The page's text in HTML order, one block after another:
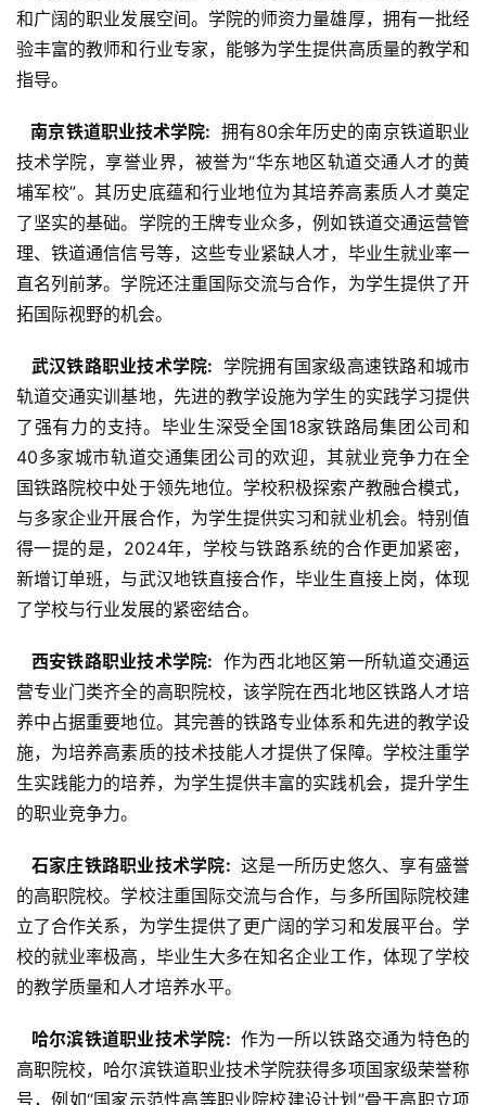
和广阔的职业发展空间。学院的师资力量雄厚，拥有一批经
验丰富的教师和行业专家，能够为学生提供高质量的教学和
指导。
  南京铁道职业技术学院:
拥有80余年历史的南京铁道职业
技术学院，享誉业界，被誉为“华东地区轨道交通人才的黄
埔军校”。其历史底蕴和行业地位为其培养高素质人才奠定
了坚实的基础。学院的王牌专业众多，例如铁道交通运营管
理、铁道通信信号等，这些专业紧缺人才，毕业生就业率一
直名列前茅。学院还注重国际交流与合作，为学生提供了开
拓国际视野的机会。
  武汉铁路职业技术学院:
学院拥有国家级高速铁路和城市
轨道交通实训基地，先进的教学设施为学生的实践学习提供
了强有力的支持。毕业生深受全国18家铁路局集团公司和
40多家城市轨道交通集团公司的欢迎，其就业竞争力在全
国铁路院校中处于领先地位。学校积极探索产教融合模式，
与多家企业开展合作，为学生提供实习和就业机会。特别值
得一提的是，2024年，学校与铁路系统的合作更加紧密，
新增订单班，与武汉地铁直接合作，毕业生直接上岗，体现
了学校与行业发展的紧密结合。
  西安铁路职业技术学院:
作为西北地区第一所轨道交通运
营专业门类齐全的高职院校，该学院在西北地区铁路人才培
养中占据重要地位。其完善的铁路专业体系和先进的教学设
施，为培养高素质的技术技能人才提供了保障。学校注重学
生实践能力的培养，为学生提供丰富的实践机会，提升学生
的职业竞争力。
  石家庄铁路职业技术学院:
这是一所历史悠久、享有盛誉
的高职院校。学校注重国际交流与合作，与多所国际院校建
立了合作关系，为学生提供了更广阔的学习和发展平台。学
校的就业率极高，毕业生大多在知名企业工作，体现了学校
的教学质量和人才培养水平。
  哈尔滨铁道职业技术学院:
作为一所以铁路交通为特色的
高职院校，哈尔滨铁道职业技术学院获得多项国家级荣誉称
号，例如“国家示范性高等职业院校建设计划”骨干高职立项